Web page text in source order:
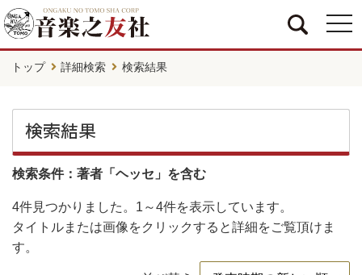
トップ 詳細検索 検索結果
検索結果
検索条件：著者「ヘッセ」を含む
4件見つかりました。 1～4件を表示しています。
タイトルまたは画像をクリックすると詳細をご覧頂けま
す。